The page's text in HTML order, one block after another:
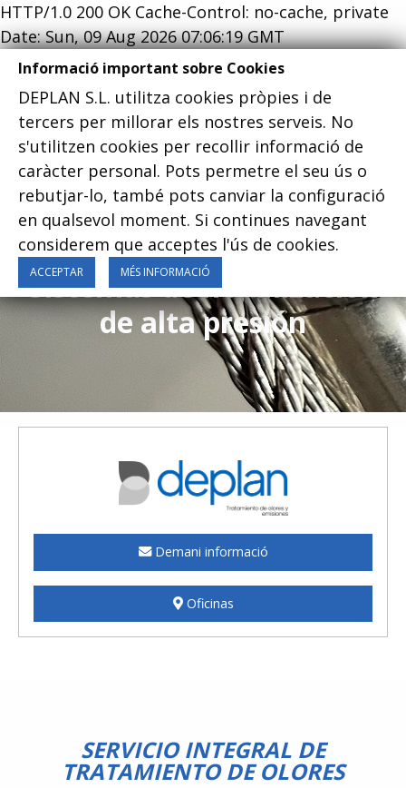
HTTP/1.0 200 OK Cache-Control: no-cache, private
Date: Sun, 09 Aug 2026 07:06:19 GMT
Informació important sobre Cookies
DEPLAN S.L. utilitza cookies pròpies i de
tercers per millorar els nostres serveis. No
s'utilitzen cookies per recollir informació de
caràcter personal. Pots permetre el seu ús o
rebutjar-lo, també pots canviar la configuració
en qualsevol moment. Si continues navegant
considerem que acceptes l'ús de cookies.
ACCEPTAR MÉS INFORMACIÓ
Menu
Sistemas de nebulización
de alta presión
Demani informació
Oficinas
SERVICIO INTEGRAL DE
TRATAMIENTO DE OLORES